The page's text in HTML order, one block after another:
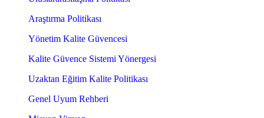
Araştırma Politikası
Yönetim Kalite Güvencesi
Kalite Güvence Sistemi Yönergesi
Uzaktan Eğitim Kalite Politikası
Genel Uyum Rehberi